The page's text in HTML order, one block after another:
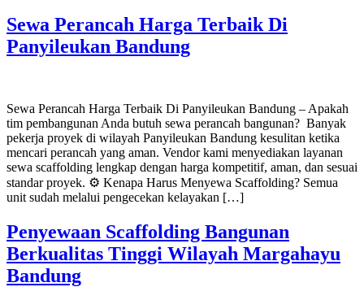
Sewa Perancah Harga Terbaik Di
Panyileukan Bandung
Sewa Perancah Harga Terbaik Di Panyileukan Bandung – Apakah
tim pembangunan Anda butuh sewa perancah bangunan? Banyak
pekerja proyek di wilayah Panyileukan Bandung kesulitan ketika
mencari perancah yang aman. Vendor kami menyediakan layanan
sewa scaffolding lengkap dengan harga kompetitif, aman, dan sesuai
standar proyek. ⚙️ Kenapa Harus Menyewa Scaffolding? Semua
unit sudah melalui pengecekan kelayakan […]
Penyewaan Scaffolding Bangunan
Berkualitas Tinggi Wilayah Margahayu
Bandung